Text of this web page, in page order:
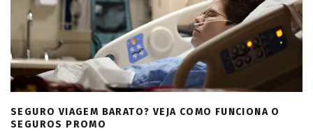
SEGURO VIAGEM BARATO? VEJA COMO FUNCIONA O
SEGUROS PROMO